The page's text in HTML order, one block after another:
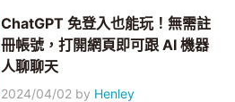
ChatGPT 免登入也能玩！無需註
冊帳號，打開網頁即可跟 AI 機器
人聊聊天
2024/04/02 by Henley